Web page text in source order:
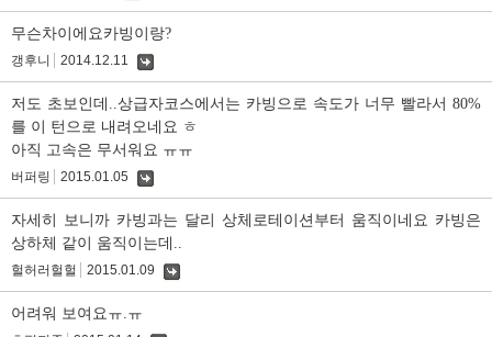
무슨차이에요카빙이랑?
갱후니 2014.12.11
저도 초보인데..상급자코스에서는 카빙으로 속도가 너무 빨라서 80%
를 이 턴으로 내려오네요 ㅎ
아직 고속은 무서워요 ㅠㅠ
버퍼링 2015.01.05
자세히 보니까 카빙과는 달리 상체로테이션부터 움직이네요 카빙은
상하체 같이 움직이는데..
헐허러헐헐 2015.01.09
어려워 보여요ㅠ.ㅠ